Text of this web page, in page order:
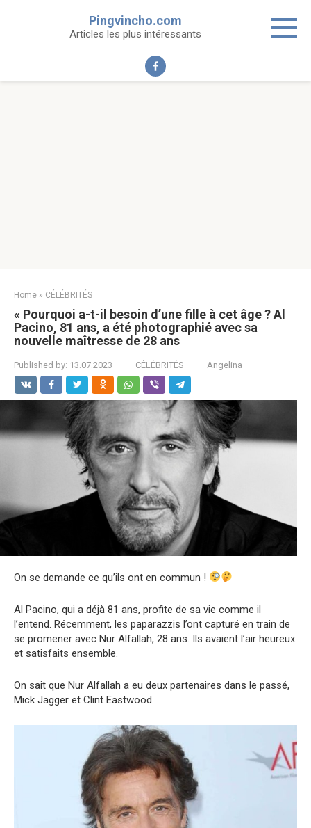
Pingvincho.com
Articles les plus intéressants
Home » CÉLÉBRITÉS
« Pourquoi a-t-il besoin d’une fille à cet âge ? Al
Pacino, 81 ans, a été photographié avec sa
nouvelle maîtresse de 28 ans
Published by: 13.07.2023 CÉLÉBRITÉS Angelina
On se demande ce qu’ils ont en commun !
Al Pacino, qui a déjà 81 ans, profite de sa vie comme il
l’entend. Récemment, les paparazzis l’ont capturé en train de
se promener avec Nur Alfallah, 28 ans. Ils avaient l’air heureux
et satisfaits ensemble.
On sait que Nur Alfallah a eu deux partenaires dans le passé,
Mick Jagger et Clint Eastwood.